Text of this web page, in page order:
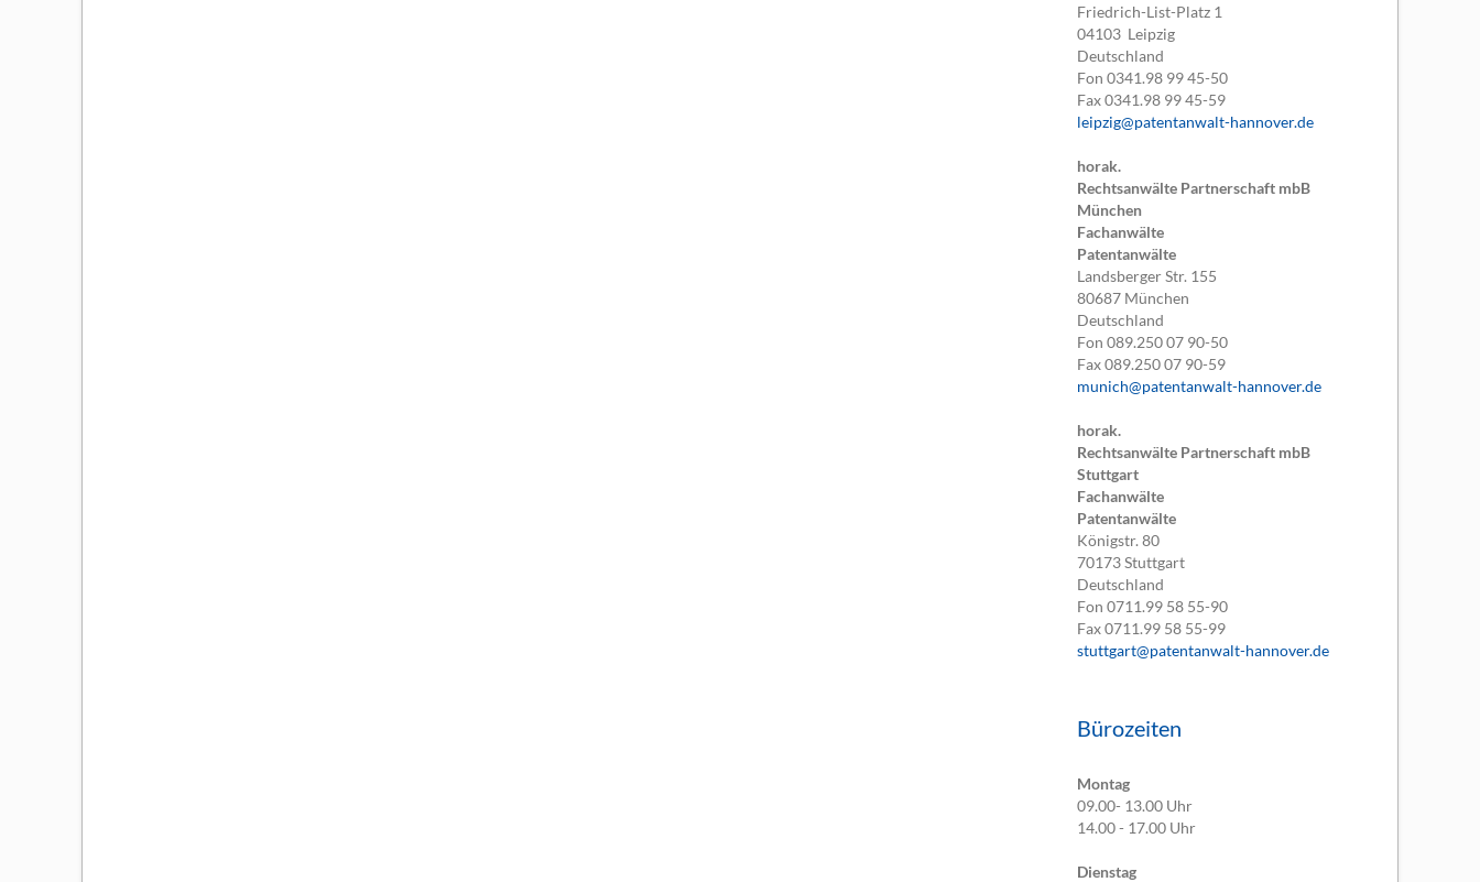
Friedrich-List-Platz 1
04103 Leipzig
Deutschland
Fon0341.98 99 45-50
Fax0341.98 99 45-59
leipzig@patentanwalt-hannover.de
horak.
Rechtsanwälte Partnerschaft mbB
München
Fachanwälte
Patentanwälte
Landsberger Str. 155
80687 München
Deutschland
Fon089.250 07 90-50
Fax089.250 07 90-59
munich@patentanwalt-hannover.de
horak.
Rechtsanwälte Partnerschaft mbB
Stuttgart
Fachanwälte
Patentanwälte
Königstr. 80
70173Stuttgart
Deutschland
Fon0711.99 58 55-90
Fax0711.99 58 55-99
stuttgart@patentanwalt-hannover.de
Bürozeiten
Montag
09.00- 13.00 Uhr
14.00 - 17.00 Uhr
Dienstag